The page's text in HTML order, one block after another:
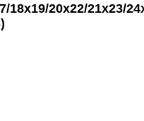
18x19/20x22/21x23/